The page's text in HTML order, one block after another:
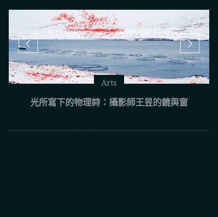
Arts
光所寫下的物理詩：攝影師王昱的鏡與窗